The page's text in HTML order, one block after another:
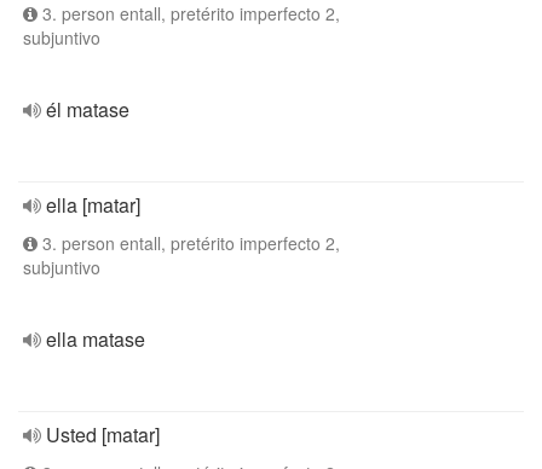
3. person entall, pretérito imperfecto 2,
subjuntivo
él matase
ella [matar]
3. person entall, pretérito imperfecto 2,
subjuntivo
ella matase
Usted [matar]